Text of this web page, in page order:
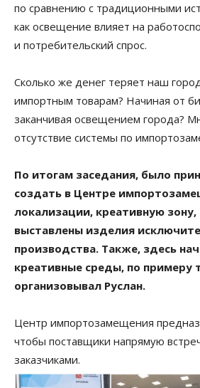
по сравнению с традиционными
как освещение влияет на
и потребительский спрос.
Сколько же денег теряет наш
импортным товарам? Начиная от
заканчивая освещением города?
отсутствие системы по
По итогам заседания, было
создать в Центре
локализации, креативную зону,
выставлены изделия
производства. Также, здесь
креативные среды, по примеру
организовывал Руслан.
Центр импортозамещения
чтобы поставщики напрямую
заказчиками.